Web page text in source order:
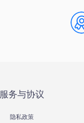
服务与协议
隐私政策